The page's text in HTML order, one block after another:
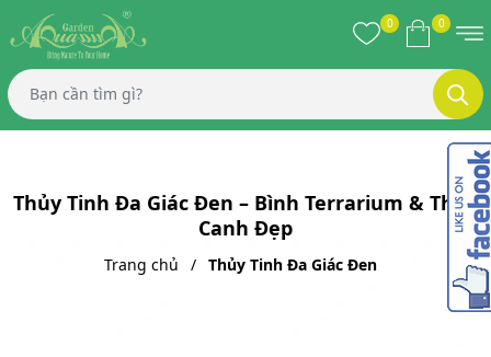
0 0
Thủy Tinh Đa Giác Đen – Bình Terrarium & Thủy
Canh Đẹp
Trang chủ Thủy Tinh Đa Giác Đen